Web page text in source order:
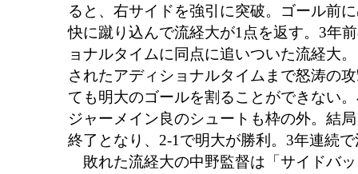
ると、右サイドを強引に突破。ゴール前
快に蹴り込んで流経大が1点を返す。3年
ョナルタイムに同点に追いついた流経大
されたアディショナルタイムまで怒涛の
ても明大のゴールを割ることができない
ジャーメイン良のシュートも枠の外。結
終了となり、2-1で明大が勝利。3年連続
敗れた流経大の中野監督は「サイドバ